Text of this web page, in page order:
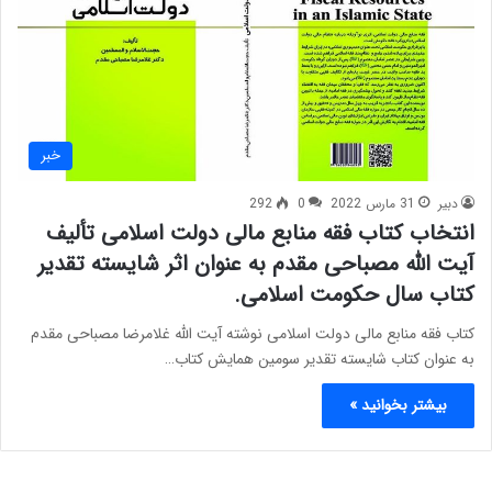
خبر
دبیر 31 مارس 2022 0
292
انتخاب کتاب فقه منابع مالی دولت اسلامی تألیف
آیت الله مصباحی مقدم به عنوان اثر شایسته تقدیر
کتاب سال حکومت اسلامی.
کتاب فقه منابع مالی دولت اسلامی نوشته آیت الله غلامرضا مصباحی مقدم
به عنوان کتاب شایسته تقدیر سومین همایش کتاب…
بیشتر بخوانید »